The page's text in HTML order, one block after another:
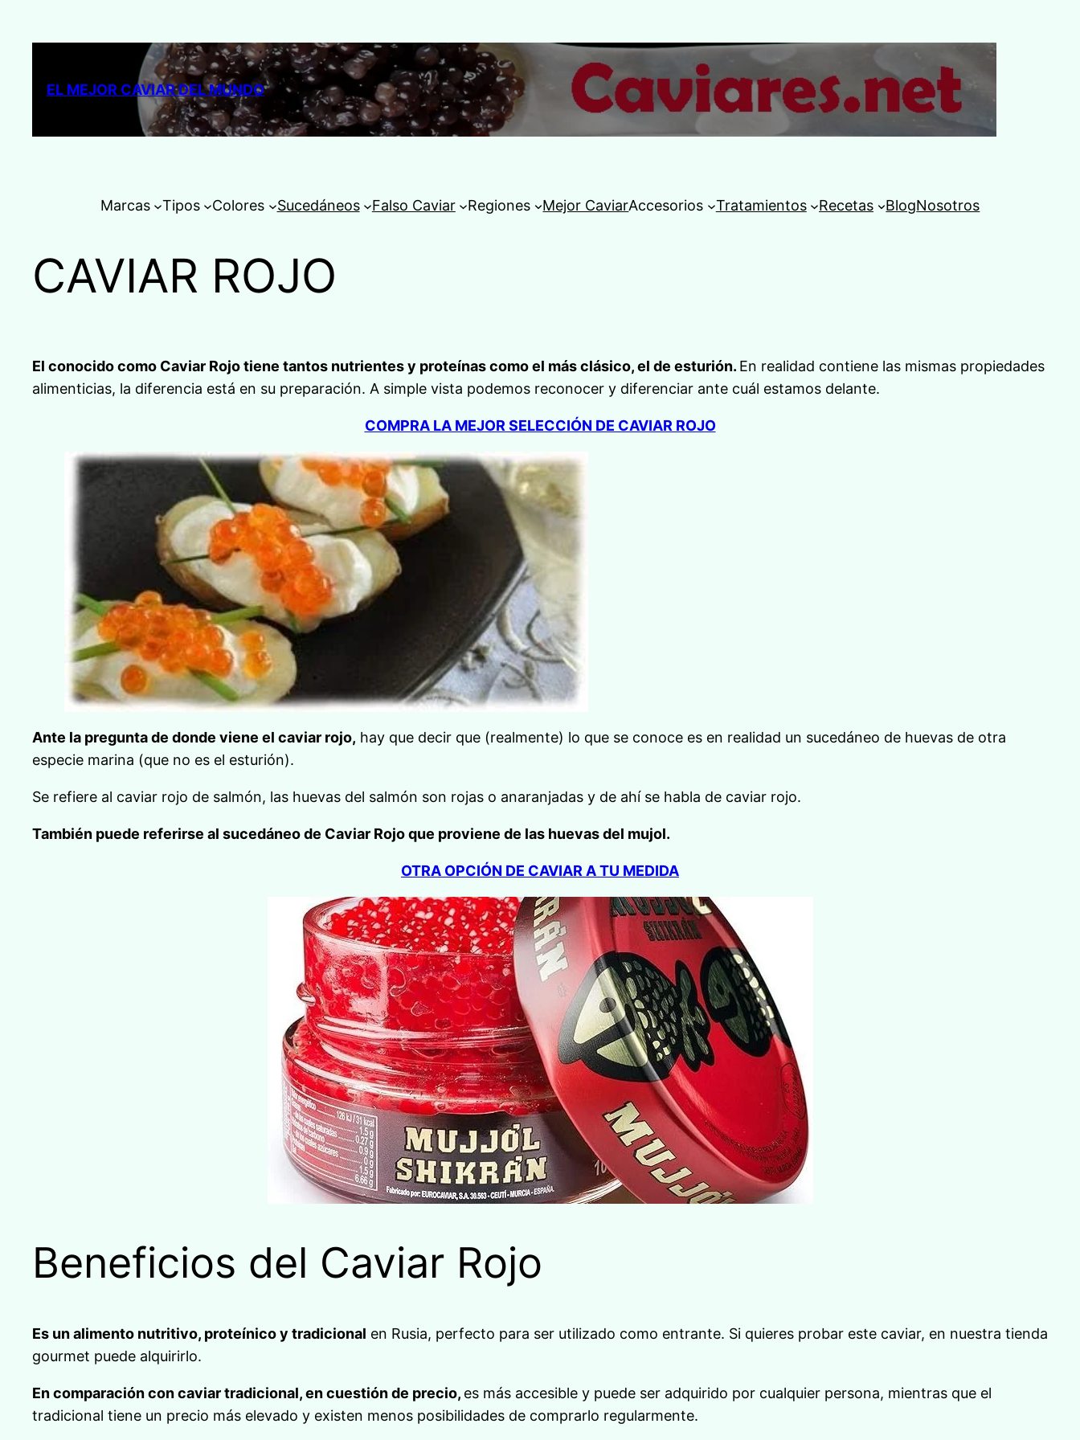
EL MEJOR CAVIAR DEL MUNDO
Marcas Tipos Colores Sucedáneos Falso Caviar Regiones Mejor CaviarAccesorios Tratamientos Recetas BlogNosotros
CAVIAR ROJO
El conocido como Caviar Rojo tiene tantos nutrientes y proteínas como el más clásico, el de esturión. En realidad contiene las mismas propiedades
alimenticias, la diferencia está en su preparación. A simple vista podemos reconocer y diferenciar ante cuál estamos delante.
COMPRA LA MEJOR SELECCIÓN DE CAVIAR ROJO
Ante la pregunta de donde viene el caviar rojo, hay que decir que (realmente) lo que se conoce es en realidad un sucedáneo de huevas de otra
especie marina (que no es el esturión).
Se refiere al caviar rojo de salmón, las huevas del salmón son rojas o anaranjadas y de ahí se habla de caviar rojo.
También puede referirse al sucedáneo de Caviar Rojo que proviene de las huevas del mujol.
OTRA OPCIÓN DE CAVIAR A TU MEDIDA
Beneficios del Caviar Rojo
Es un alimento nutritivo, proteínico y tradicional en Rusia, perfecto para ser utilizado como entrante. Si quieres probar este caviar, en nuestra tienda
gourmet puede alquirirlo.
En comparación con caviar tradicional, en cuestión de precio, es más accesible y puede ser adquirido por cualquier persona, mientras que el
tradicional tiene un precio más elevado y existen menos posibilidades de comprarlo regularmente.